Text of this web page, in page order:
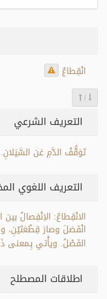
انْقِطاعٌ
/
التعريف الشرعي
تَوَقُّفُ الدَّمِ عَن السَّيَلانِ.
التعريف اللغوي
الانْقِطاعُ: الاِنْفِصالُ بين
انْفَصَلَ وصارَ قِطْعَتَيْنِ،
الفَصْلُ. ويأْتي بِـمعنى
اطلاقات المصطلح